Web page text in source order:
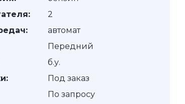
2
автомат
Передний
б.у.
Под заказ
По запросу